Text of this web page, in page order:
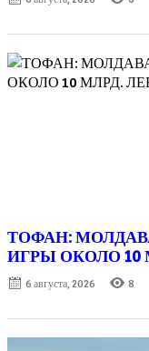
ТОФАН:
ИГРЫ ОКОЛО 10
Posted
6 августа, 2026 8